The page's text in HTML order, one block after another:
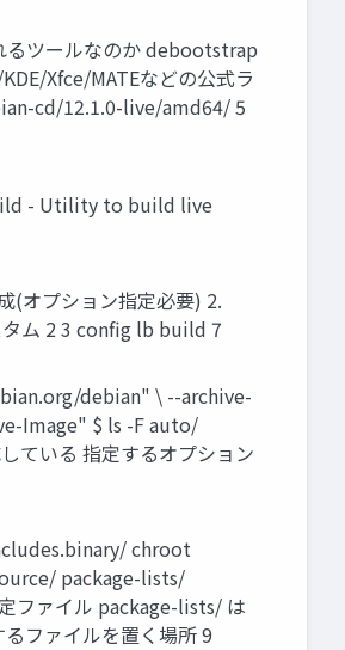
るツールなのか debootstrap
Xfce/MATEなどの公式ラ
cd/12.1.0-live/amd64/ 5
- Utility to build live
(オプション指定必要) 2.
ム 2 3 config lb build 7
debian" \ --archive-
Image" $ ls -F auto/
ている 指定するオプション
chroot
package-lists/
ファイル package-lists/ は
ファイルを置く場所 9